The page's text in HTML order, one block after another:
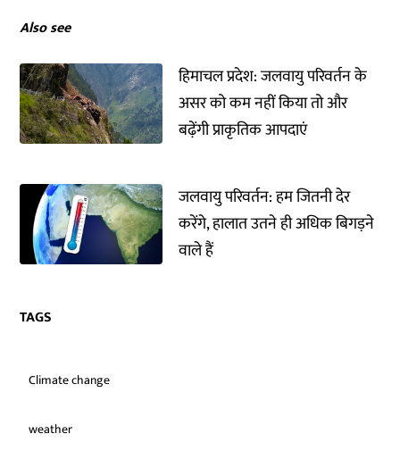
Also see
हिमाचल प्रदेश: जलवायु परिवर्तन के
असर को कम नहीं किया तो और
बढ़ेंगी प्राकृतिक आपदाएं
जलवायु परिवर्तन: हम जितनी देर
करेंगे, हालात उतने ही अधिक बिगड़ने
वाले हैं
TAGS
Climate change
weather